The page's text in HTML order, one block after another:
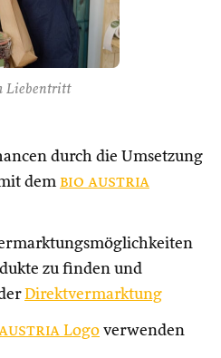
Liebentritt
durch die Umsetzung
dem bio austria
zu finden und
Direktvermarktung
Logo verwenden